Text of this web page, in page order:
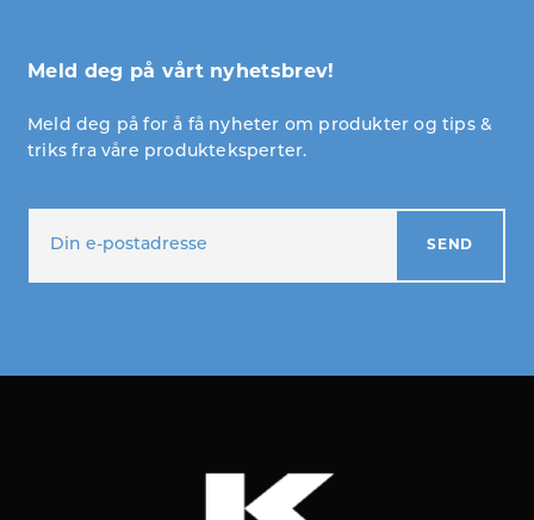
Meld deg på vårt nyhetsbrev!
Meld deg på for å få nyheter om produkter og tips &
triks fra våre produkteksperter.